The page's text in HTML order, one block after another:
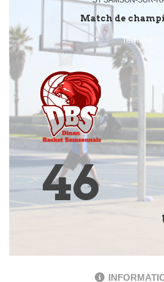
Match de
Terminé
46